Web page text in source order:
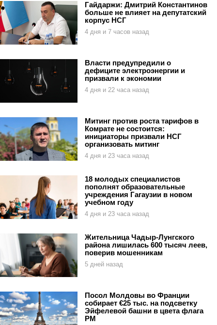
Гайдаржи: Дмитрий Константинов
больше не влияет на депутатский
корпус НСГ
4 дня и 7 часов назад
Власти предупредили о
дефиците электроэнергии и
призвали к экономии
4 дня и 22 часа назад
Митинг против роста тарифов в
Комрате не состоится:
инициаторы призвали НСГ
организовать митинг
4 дня и 23 часа назад
18 молодых специалистов
пополнят образовательные
учреждения Гагаузии в новом
учебном году
4 дня и 23 часа назад
Жительница Чадыр-Лунгского
района лишилась 600 тысяч леев,
поверив мошенникам
5 дней назад
Посол Молдовы во Франции
собирает €25 тыс. на подсветку
Эйфелевой башни в цвета флага
РМ